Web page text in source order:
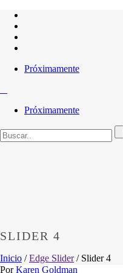
Próximamente
Próximamente
SLIDER 4
Inicio /Edge Slider/ Slider 4
PorKaren Goldman